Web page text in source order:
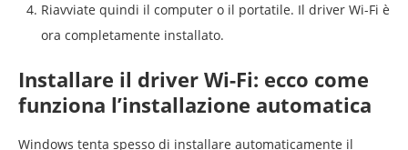
Riavviate quindi il computer o il portatile. Il driver Wi-Fi è
ora completamente installato.
Installare il driver Wi-Fi: ecco come
funziona l’installazione automatica
Windows tenta spesso di installare automaticamente il